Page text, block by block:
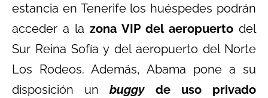
estancia en Tenerife los huéspedes podrán
acceder a la zona VIP del aeropuerto del
Sur Reina Sofía y del aeropuerto del Norte
Los Rodeos. Además, Abama pone a su
disposición unbuggyde uso privado